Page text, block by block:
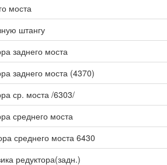
моста
штангу
заднего моста
заднего моста (4370)
ср. моста /6303/
среднего моста
среднего моста 6430
редуктора(задн.)